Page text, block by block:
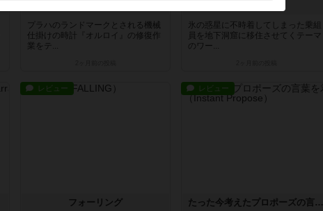
プラハのランドマークとされる機械
仕掛けの時計『オルロイ』の修復作
業をテ...
氷の惑星に不時着してしまった乗組
員を地下洞窟に移住させてくテーマ
のワー...
レビュー
フォーリング
レビュー
たった今考えたプロポーズの言葉を君に捧ぐよ。